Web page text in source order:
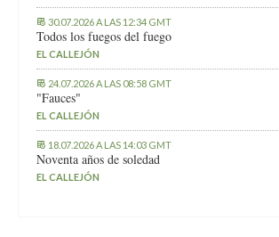
30.07.2026 A LAS 12:34 GMT
Todos los fuegos del fuego
EL CALLEJÓN
24.07.2026 A LAS 08:58 GMT
"Fauces"
EL CALLEJÓN
18.07.2026 A LAS 14:03 GMT
Noventa años de soledad
EL CALLEJÓN